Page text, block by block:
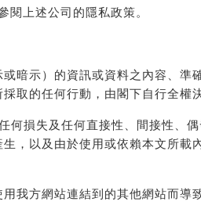
上述公司的隱私政策。
暗示）的資訊或資料之內容、準
取的任何行動，由閣下自行全權
何損失及任何直接性、間接性、
，以及由於使用或依賴本文所載
我方網站連結到的其他網站而導